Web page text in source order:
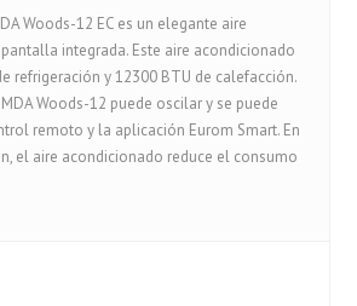
Woods-12 EC es un elegante aire
integrada. Este aire acondicionado
refrigeración y 12300 BTU de calefacción.
Woods-12 puede oscilar y se puede
remoto y la aplicación Eurom Smart. En
el aire acondicionado reduce el consumo